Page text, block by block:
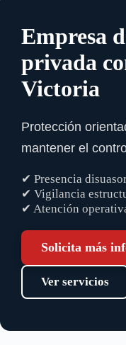
Empresa
privada
Victoria
Protección
mantener el
✔ Presencia
✔ Vigilancia
✔ Atención
Solicita más
Ver servicios